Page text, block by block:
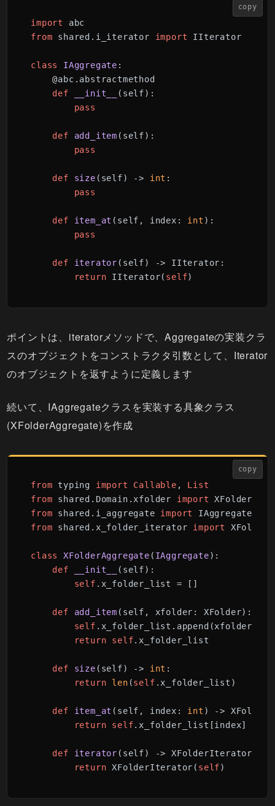
copy
import
from shared.i_iterator import IIterator
class IAggregate :
@abc.abstractmethod
def
__init__ ( self):
pass
def add_item ( self):
pass
def size ( self) -> int :
pass
def item_at ( self, index: int ):
pass
def iterator ( self) -> IIterator:
return IIterator( self)
ポイントは、iteratorメソッドで、Aggregateの実装クラ
スのオブジェクトをコンストラクタ引数として、Iterator
のオブジェクトを返すように定義します
続いて、IAggregateクラスを実装する具象クラス
(XFolderAggregate)を作成
copy
from typing import Callable , List
from shared.Domain.xfolder import
from shared.i_aggregate import
from shared.x_folder_iterator import
class XFolderAggregate ( IAggregate):
def
__init__ ( self):
self .x_folder_list = []
def add_item ( self, xfolder: XFolder):
self .x_folder_list.append(xfolder)
return
self.x_folder_list
def size ( self) -> int :
return
len (self .x_folder_list)
def item_at ( self, index: int ) -> XFolder:
return
self.x_folder_list[index]
def iterator ( self) -> XFolderIterator:
return XFolderIterator( self)